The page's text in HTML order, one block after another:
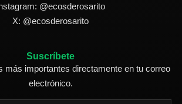
@ecosderosarito
X: @ecosderosarito
Suscríbete
más importantes directamente en tu correo
electrónico.